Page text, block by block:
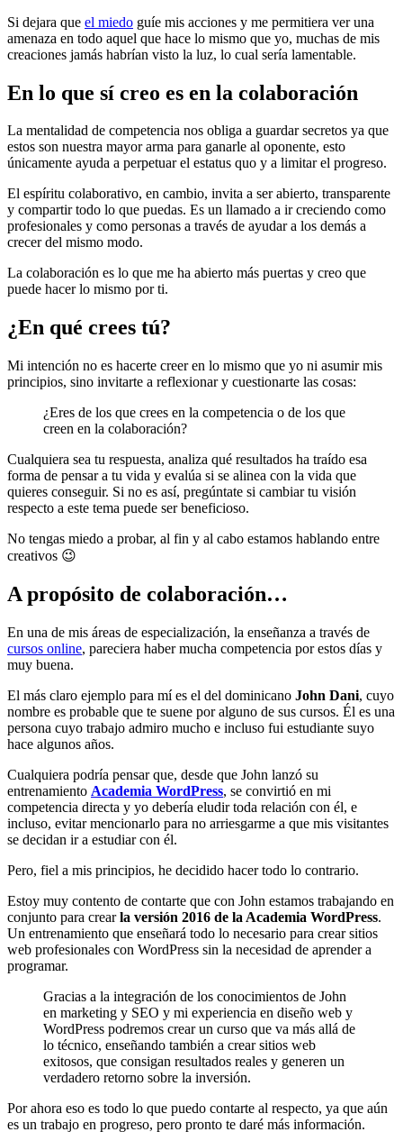
Si dejara que el miedo guíe mis acciones y me permitiera ver una
amenaza en todo aquel que hace lo mismo que yo, muchas de mis
creaciones jamás habrían visto la luz, lo cual sería lamentable.
En lo que sí creo es en la colaboración
La mentalidad de competencia nos obliga a guardar secretos ya que
estos son nuestra mayor arma para ganarle al oponente, esto
únicamente ayuda a perpetuar el estatus quo y a limitar el progreso.
El espíritu colaborativo, en cambio, invita a ser abierto, transparente
y compartir todo lo que puedas. Es un llamado a ir creciendo como
profesionales y como personas a través de ayudar a los demás a
crecer del mismo modo.
La colaboración es lo que me ha abierto más puertas y creo que
puede hacer lo mismo por ti.
¿En qué crees tú?
Mi intención no es hacerte creer en lo mismo que yo ni asumir mis
principios, sino invitarte a reflexionar y cuestionarte las cosas:
¿Eres de los que crees en la competencia o de los que
creen en la colaboración?
Cualquiera sea tu respuesta, analiza qué resultados ha traído esa
forma de pensar a tu vida y evalúa si se alinea con la vida que
quieres conseguir. Si no es así, pregúntate si cambiar tu visión
respecto a este tema puede ser beneficioso.
No tengas miedo a probar, al fin y al cabo estamos hablando entre
creativos 😉
A propósito de colaboración…
En una de mis áreas de especialización, la enseñanza a través de
cursos online, pareciera haber mucha competencia por estos días y
muy buena.
El más claro ejemplo para mí es el del dominicano John Dani, cuyo
nombre es probable que te suene por alguno de sus cursos. Él es una
persona cuyo trabajo admiro mucho e incluso fui estudiante suyo
hace algunos años.
Cualquiera podría pensar que, desde que John lanzó su
entrenamiento Academia WordPress, se convirtió en mi
competencia directa y yo debería eludir toda relación con él, e
incluso, evitar mencionarlo para no arriesgarme a que mis visitantes
se decidan ir a estudiar con él.
Pero, fiel a mis principios, he decidido hacer todo lo contrario.
Estoy muy contento de contarte que con John estamos trabajando en
conjunto para crearla versión 2016 de la Academia WordPress.
Un entrenamiento que enseñará todo lo necesario para crear sitios
web profesionales con WordPress sin la necesidad de aprender a
programar.
Gracias a la integración de los conocimientos de John
en marketing y SEO y mi experiencia en diseño web y
WordPress podremos crear un curso que va más allá de
lo técnico, enseñando también a crear sitios web
exitosos, que consigan resultados reales y generen un
verdadero retorno sobre la inversión.
Por ahora eso es todo lo que puedo contarte al respecto, ya que aún
es un trabajo en progreso, pero pronto te daré más información.